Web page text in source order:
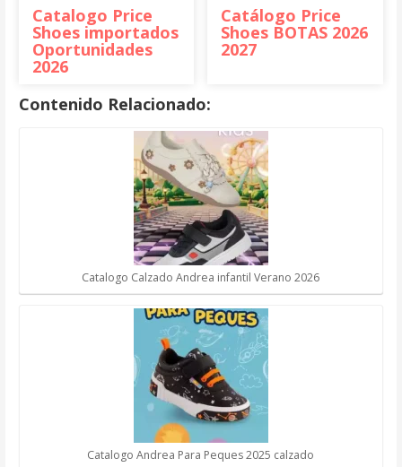
Catalogo Price
Shoes importados
Oportunidades
2026
Catálogo Price
Shoes BOTAS 2026
2027
Contenido Relacionado:
Catalogo Calzado Andrea infantil Verano 2026
Catalogo Andrea Para Peques 2025 calzado